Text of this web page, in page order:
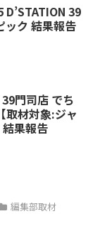
D’STATION 39
ック 結果報告
39門司店 でち
取材対象:ジャ
果報告
編集部取材